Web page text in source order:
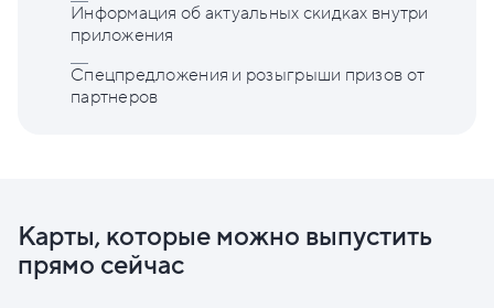
Информация об актуальных скидках внутри
приложения
Спецпредложения и розыгрыши призов от
партнеров
Карты, которые можно выпустить
прямо сейчас